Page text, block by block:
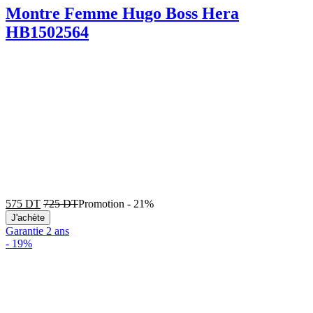
Montre Femme Hugo Boss Hera
HB1502564
575 DT 725DTPromotion - 21%
J'achète
Garantie 2 ans
- 19%